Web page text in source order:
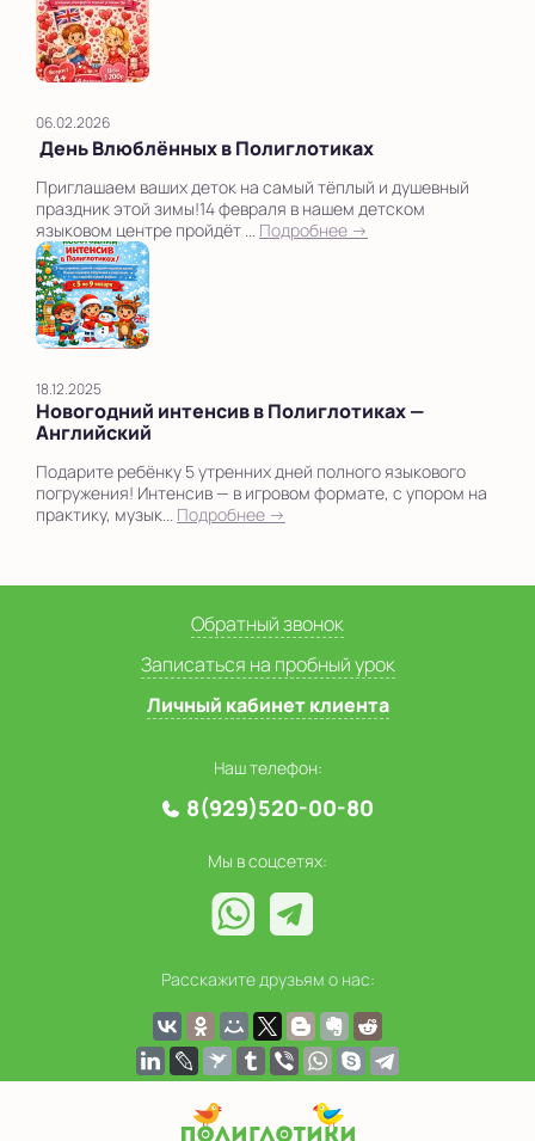
06.02.2026
День Влюблённых в Полиглотиках
Приглашаем ваших деток на самый тёплый и душевный
праздник этой зимы!14 февраля в нашем детском
языковом центре пройдёт ... Подробнее →
18.12.2025
Новогодний интенсив в Полиглотиках —
Английский
Подарите ребёнку 5 утренних дней полного языкового
погружения! Интенсив — в игровом формате, с упором на
практику, музык... Подробнее →
Обратный звонок
Записаться на пробный урок
Личный кабинет клиента
Наш телефон:
8(929)520-00-80
Мы в соцсетях:
Расскажите друзьям о нас: